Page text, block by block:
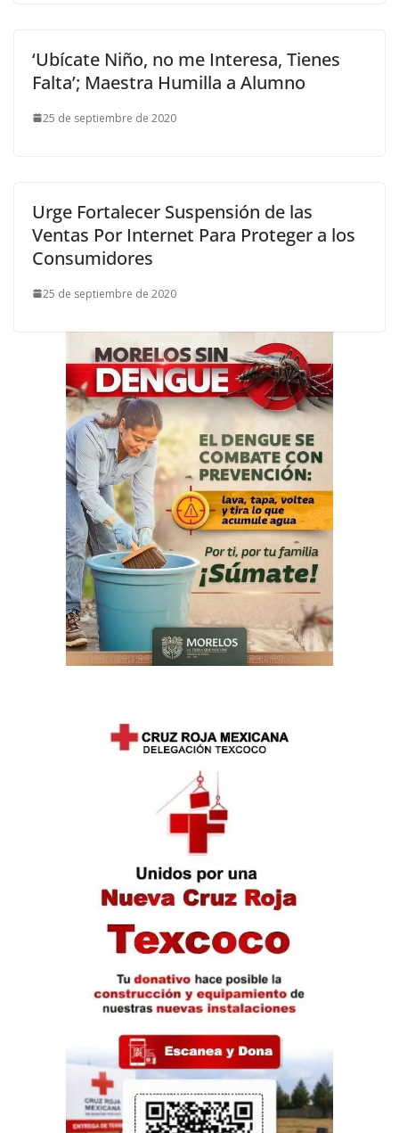
‘Ubícate Niño, no me Interesa, Tienes
Falta’; Maestra Humilla a Alumno
25 de septiembre de 2020
Urge Fortalecer Suspensión de las
Ventas Por Internet Para Proteger a los
Consumidores
25 de septiembre de 2020